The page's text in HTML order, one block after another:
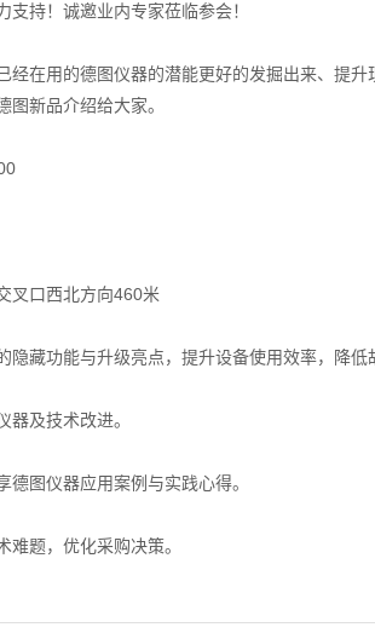
持！诚邀业内专家莅临参会！
在用的德图仪器的潜能更好的发掘出来、提升
新品介绍给大家。
口西北方向460米
藏功能与升级亮点，提升设备使用效率，降低
及技术改进。
图仪器应用案例与实践心得。
题，优化采购决策。